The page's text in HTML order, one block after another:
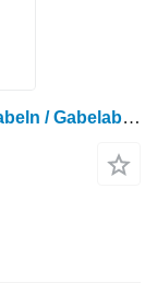
Fliegl Geflügelkistengabel 1800 mm Gabeln / Gabelabstand 1030 mm / Euro